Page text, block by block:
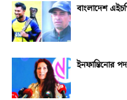
বাংলাদেশ
ইনফান্তিনোর